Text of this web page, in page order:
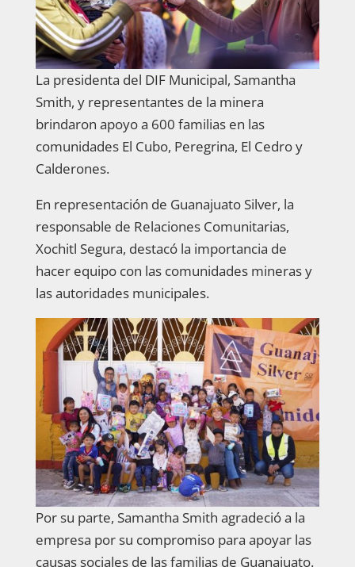
La presidenta del DIF Municipal, Samantha
Smith, y representantes de la minera
brindaron apoyo a 600 familias en las
comunidades El Cubo, Peregrina, El Cedro y
Calderones.
En representación de Guanajuato Silver, la
responsable de Relaciones Comunitarias,
Xochitl Segura, destacó la importancia de
hacer equipo con las comunidades mineras y
las autoridades municipales.
Por su parte, Samantha Smith agradeció a la
empresa por su compromiso para apoyar las
causas sociales de las familias de Guanajuato.